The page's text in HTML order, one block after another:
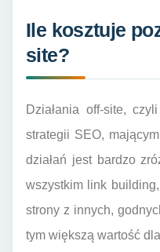
Ile kosztuje
site?
Działania off-site,
strategii SEO,
działań jest bardzo
wszystkim link
strony z innych,
tym większą wartość